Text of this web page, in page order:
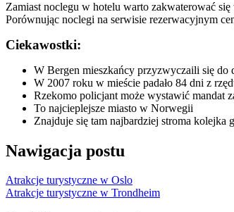
Zamiast noclegu w hotelu warto zakwaterować
Porównując noclegi na serwisie rezerwacyjnym
Ciekawostki:
W Bergen mieszkańcy przyzwyczaili się do
W 2007 roku w mieście padało 84 dni z
Rzekomo policjant może wystawić mandat
To najcieplejsze miasto w Norwegii
Znajduje się tam najbardziej stroma kolejka
Nawigacja postu
Atrakcje turystyczne w Oslo
Atrakcje turystyczne w Trondheim